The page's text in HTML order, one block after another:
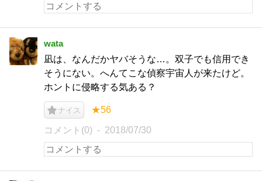
wata
凪は、なんだかヤバそうな…。双子でも信用でき
そうにない。へんてこな偵察宇宙人が来たけど。
ホントに侵略する気ある？
ナイス ★56
コメント(0) 2018/07/30